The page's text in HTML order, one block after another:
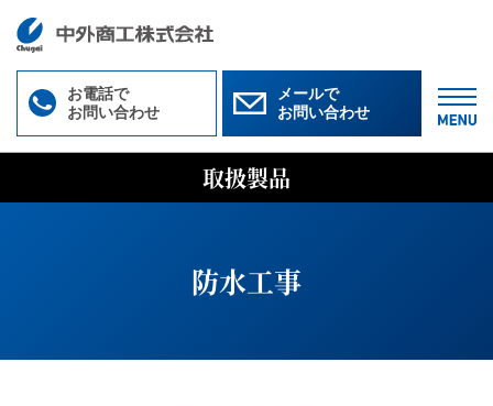
お電話で
お問い合わせ
メールで
お問い合わせ
取扱製品
防水工事